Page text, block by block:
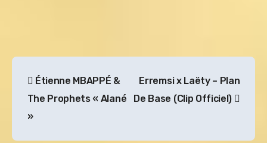
de
l’article
Étienne MBAPPÉ &
The Prophets « Alané
»
Erremsi x Laëty – Plan
De Base (Clip Officiel)